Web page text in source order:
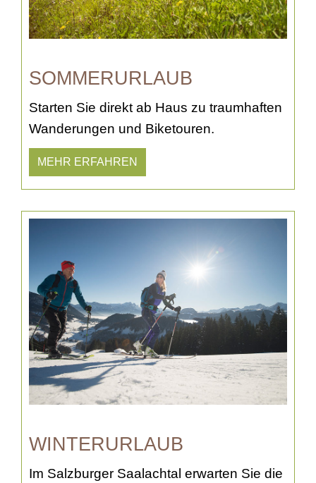
SOMMERURLAUB
Starten Sie direkt ab Haus zu traumhaften
Wanderungen und Biketouren.
MEHR ERFAHREN
WINTERURLAUB
Im Salzburger Saalachtal erwarten Sie die